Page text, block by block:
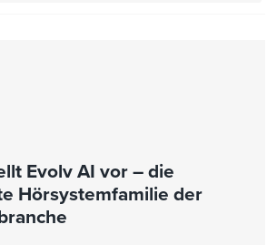
Evolv AI vor – die
Hörsystemfamilie der